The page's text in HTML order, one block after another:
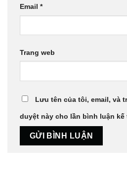
Email *
Trang web
Lưu tên của tôi, email, và
duyệt này cho lần bình luận kế